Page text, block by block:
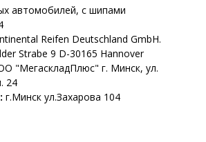
автомобилей, с шипами
Reifen Deutschland GmbH.
Strabe 9 D-30165 Hannover
"МегаскладПлюс" г. Минск, ул.
24
г.Минск ул.Захарова 104